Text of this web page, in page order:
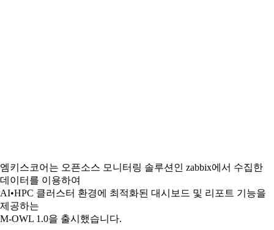
엠키스코어는 오픈소스 모니터링 솔루션인 zabbix에서 수집한
데이터를 이용하여
AI•HPC 클러스터 환경에 최적화된 대시보드 및 리포트 기능을
제공하는
M-OWL 1.0을 출시했습니다.